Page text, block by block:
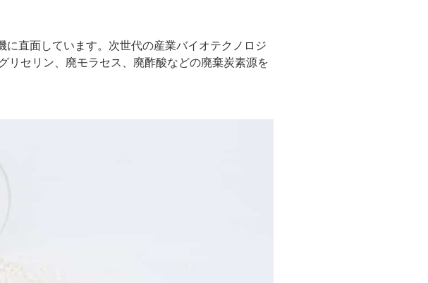
直面しています。次世代の産業バイオテクノロジ
セリン、廃モラセス、廃酢酸などの廃棄炭素源を